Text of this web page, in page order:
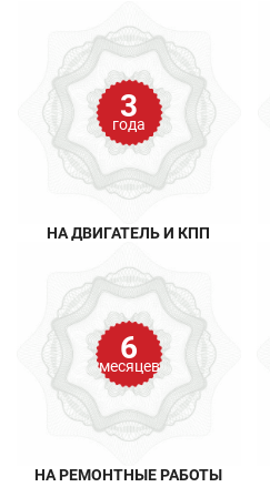
3
года
НА ДВИГАТЕЛЬ И КПП
6
месяцев
НА РЕМОНТНЫЕ РАБОТЫ